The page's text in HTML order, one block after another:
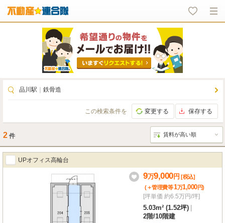
品川駅 鉄骨造
この検索条件を 変更する 保存する
2 件
UPオフィス高輪台
9万9,000円 [税込]
(＋管理費等1万1,000円)
[坪単価 約6.5万円/坪]
5.03m² (1.52坪)
2階/10階建